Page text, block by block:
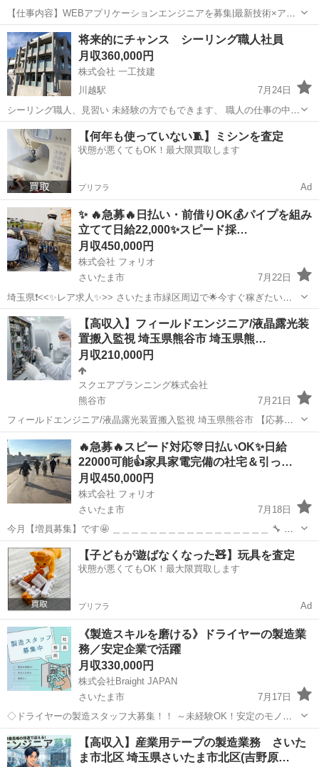
【仕事内容】WEBアプリケーションエンジニアを募集|最新技術×アジ
ャイル開発で市場価値向上! 仕事内容: 「株式会社e-Mintについて」 AI
の登場により、IT業界は大きな変革期を迎えています。 特にコーディ
ングに関してはAIを...
正社員 / 契約社員
将来的にチャンス シーリング職人社員
月収360,000円
株式会社 一工技建
川越駅
7月24日
シーリング職人、見習い 未経験の方でもできます、 職人の仕事の中で
は比較的に早く覚えやすく、 手に職をという方にはお勧めします、 危
険な作業も少なく、重たい物も持たない為身体は楽だと思います、な
ので女性でも大丈夫なのかと❗️...
埼玉 川越市 川越駅 シーリング
【何年も使っていない🧵】ミシンを査定
状態が悪くてもOK！最大限買取します
プリフラ Ad
✨ 🔥急募🔥日払い・前借りOK💰パイプを組み
立てて日給22,000✨スピード採…
月収450,000円
株式会社 フォリオ
さいたま市
7月22日
埼玉県❗️<<✨レア求人✨>> さいたま市緑区周辺で🌟今すぐ稼ぎたい方
募集🌟✨🛠️ ✅ 日払い、前借りあり‼️ ✅ 社宅完備＆生活サポートも充
実！🙌 ✅ 希望者は夜勤あり！短時間で収入UP‼️ ✨🌟...
埼玉 さいたま市 その他
【高収入】フィールドエンジニア/液晶露光装
置搬入監視 埼玉県熊谷市 埼玉県熊…
月収210,000円
スクエアプランニング株式会社
熊谷市
7月21日
フィールドエンジニア/液晶露光装置搬入監視 埼玉県熊谷市 【応募先
企業名】スクエアプランニング株式会社 【雇用形態】正社員【人材紹
介】 【職種】整備士等の整備関連 【応募資格】 ・年齢要件: ～ 60歳
・日本語ネイティ...
埼玉 熊谷市 その他 業務
🔥急募🔥スピード対応🎊日払いOK✨日給
22000可能👍家具家電完備の社宅＆引っ…
月収450,000円
株式会社 フォリオ
さいたま市
7月18日
今月【増員募集】です🤩 ＿＿＿＿＿＿＿＿＿＿＿＿＿＿＿＿＿ 🔧 仕
事内容 ＿＿＿＿＿＿＿＿＿＿＿＿＿＿＿＿＿ マンションや商業施設な
どの 足場の組み立て・解体作業。 最初は ・道具を運ぶ ・材...
埼玉 さいたま市 その他 未経験
【子どもが遊ばなくなった🧸】玩具を査定
状態が悪くてもOK！最大限買取します
プリフラ Ad
《製造スキルを磨ける》ドライヤーの製造業
務／安定企業で活躍
月収330,000円
株式会社Braight JAPAN
さいたま市
7月17日
◇ドライヤーの製造スタッフ大募集！！ ～未経験OK！安定のモノづ
くりワーク～ 📌 たった10秒でわかる！このお仕事のポイント☝ ✅ 未
経験から“手に職”がつけられる！ ✅ コツコツ・モクモク作業が好きな
方にぴった...
埼玉 さいたま市 その他 未経験
【高収入】産業用テープの製造業務 さいた
ま市北区 埼玉県さいたま市北区(吉野原…